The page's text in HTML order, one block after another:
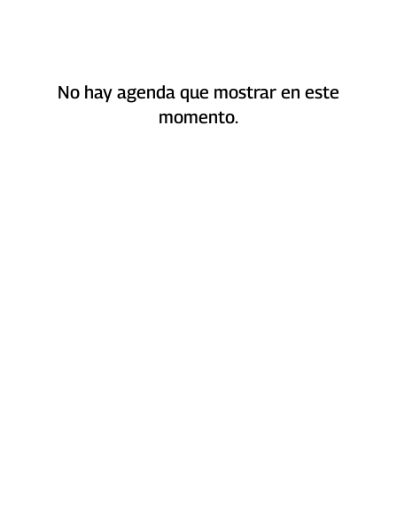
No hay agenda que mostrar en este
momento.